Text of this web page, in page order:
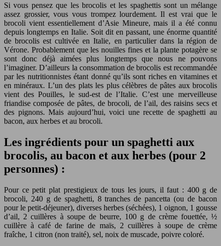
Si vous pensez que les brocolis et les spaghettis sont un mélange
assez grossier, vous vous trompez lourdement. Il est vrai que le
brocoli vient essentiellement d’Asie Mineure, mais il a été connu
depuis longtemps en Italie. Soit dit en passant, une énorme quantité
de brocolis est cultivée en Italie, en particulier dans la région de
Vérone. Probablement que les nouilles fines et la plante potagère se
sont donc déjà aimées plus longtemps que nous ne pouvons
l’imaginer. D’ailleurs la consommation de brocolis est recommandée
par les nutritionnistes étant donné qu’ils sont riches en vitamines et
en minéraux. L’un des plats les plus célèbres de pâtes aux brocolis
vient des Pouilles, le sud-est de l’Italie. C’est une merveilleuse
friandise composée de pâtes, de brocoli, de l’ail, des raisins secs et
des pignons. Mais aujourd’hui, voici une recette de spaghetti au
bacon, aux herbes et au brocoli.
Les ingrédients pour un spaghetti aux
brocolis, au bacon et aux herbes (pour 2
personnes) :
Pour ce petit plat prestigieux de tous les jours, il faut : 400 g de
brocoli, 240 g de spaghetti, 8 tranches de pancetta (ou de bacon
pour le petit-déjeuner), diverses herbes (séchées), 1 oignon, 1 gousse
d’ail, 2 cuillères à soupe de beurre, 100 g de crème fouettée, ½
cuillère à café de farine de maïs, 2 cuillères à soupe de crème
fraîche, 1 citron (non traité), sel, noix de muscade, poivre coloré.